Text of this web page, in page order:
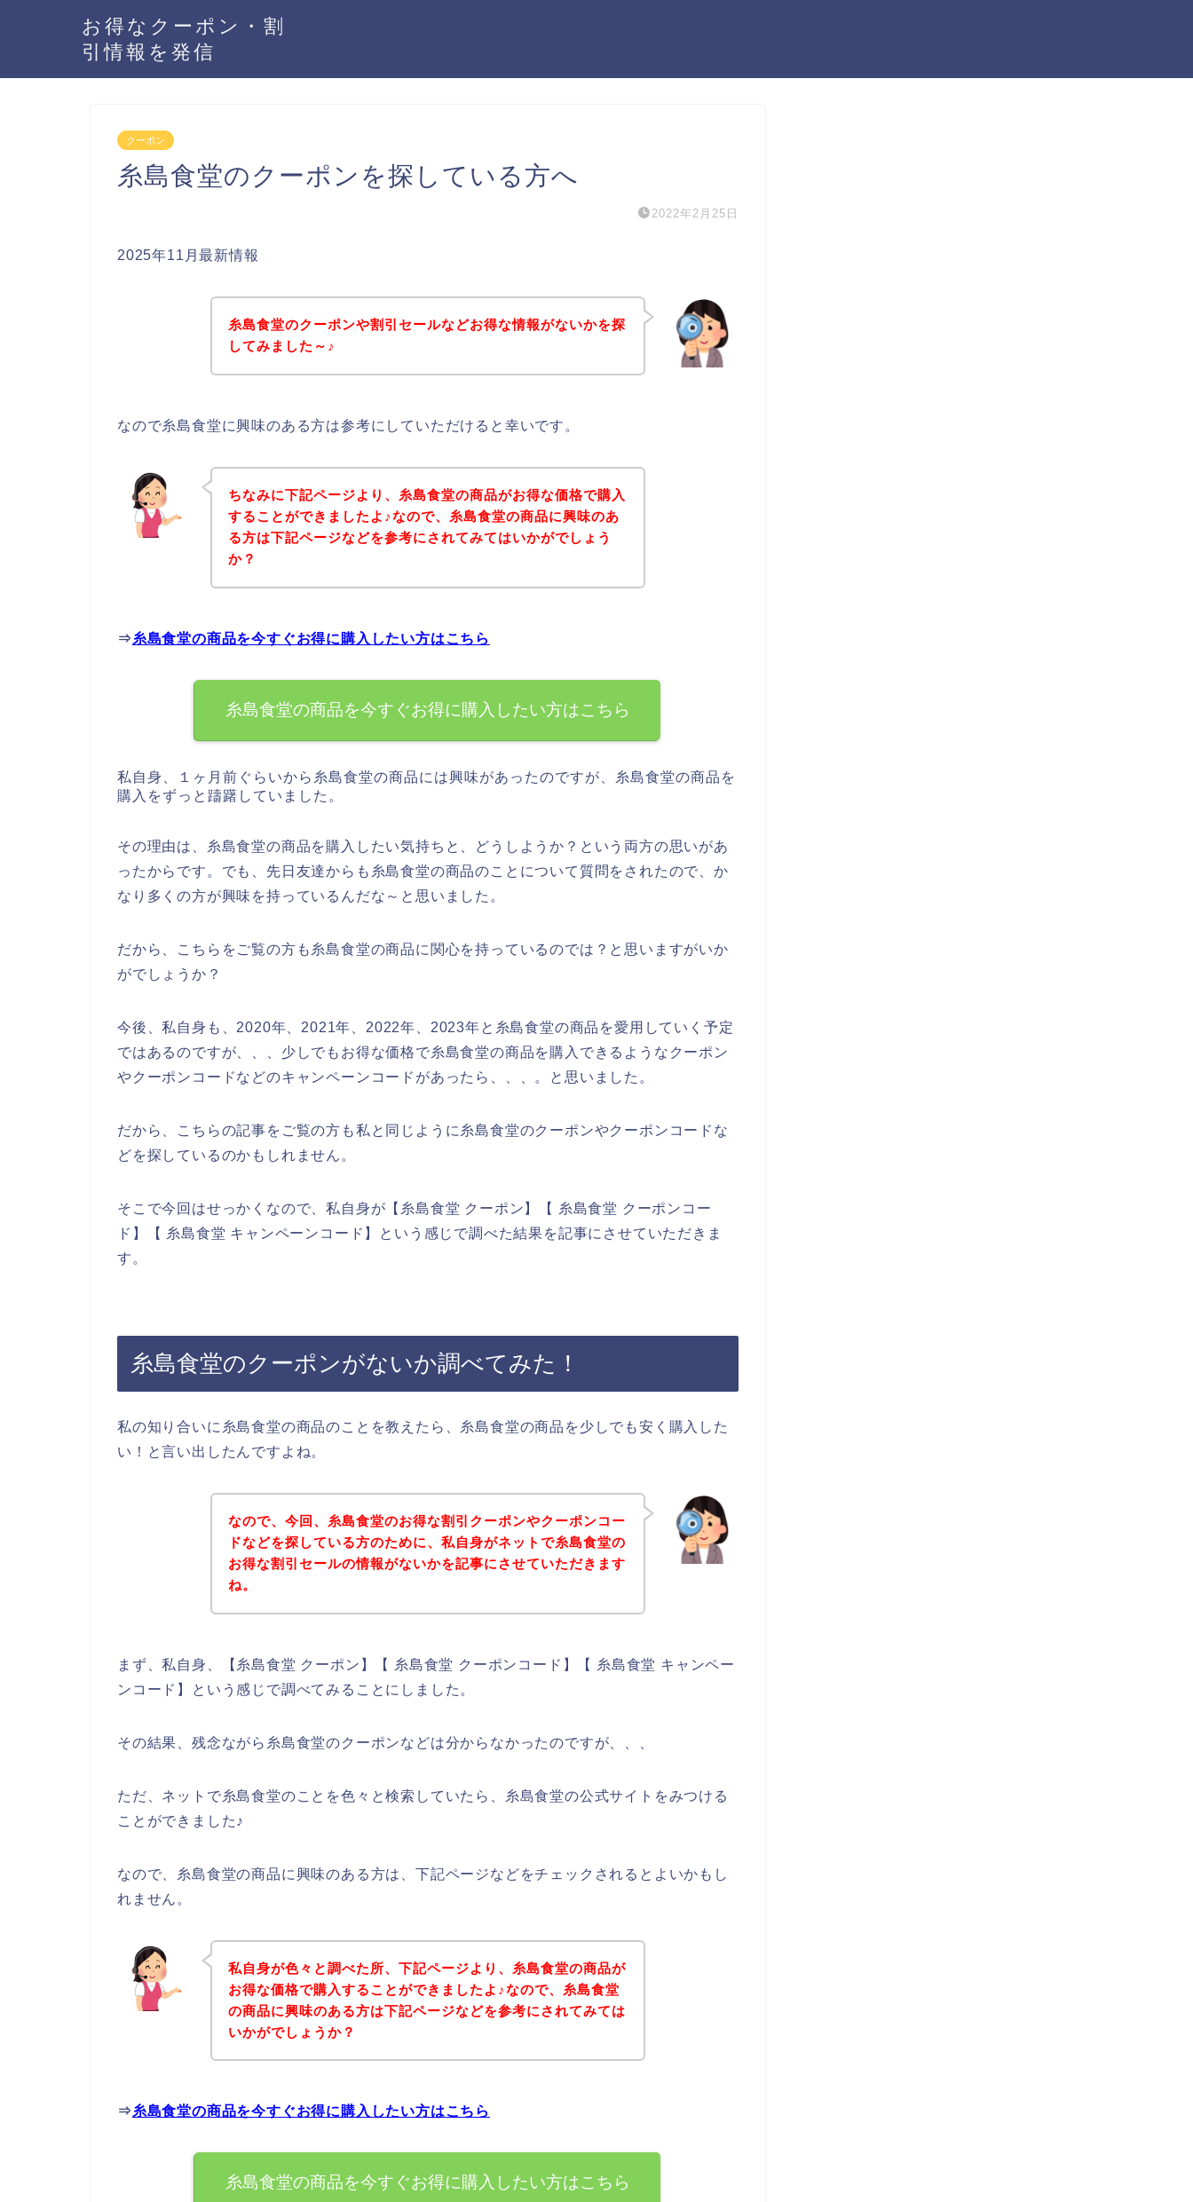
お得なクーポン・割
引情報を発信
クーポン
糸島食堂のクーポンを探している方へ
2022年2月25日
2025年11月最新情報
糸島食堂のクーポンや割引セールなどお得な情報がないかを探
してみました～♪
なので糸島食堂に興味のある方は参考にしていただけると幸いです。
ちなみに下記ページより、糸島食堂の商品がお得な価格で購入
することができましたよ♪なので、糸島食堂の商品に興味のあ
る方は下記ページなどを参考にされてみてはいかがでしょう
か？
⇒ 糸島食堂の商品を今すぐお得に購入したい方はこちら
糸島食堂の商品を今すぐお得に購入したい方はこちら
私自身、１ヶ月前ぐらいから糸島食堂の商品には興味があったのですが、糸島食堂の商品を
購入をずっと躊躇していました。
その理由は、糸島食堂の商品を購入したい気持ちと、どうしようか？という両方の思いがあ
ったからです。でも、先日友達からも糸島食堂の商品のことについて質問をされたので、か
なり多くの方が興味を持っているんだな～と思いました。
だから、こちらをご覧の方も糸島食堂の商品に関心を持っているのでは？と思いますがいか
がでしょうか？
今後、私自身も、2020年、2021年、2022年、2023年と糸島食堂の商品を愛用していく予定
ではあるのですが、、、少しでもお得な価格で糸島食堂の商品を購入できるようなクーポン
やクーポンコードなどのキャンペーンコードがあったら、、、。と思いました。
だから、こちらの記事をご覧の方も私と同じように糸島食堂のクーポンやクーポンコードな
どを探しているのかもしれません。
そこで今回はせっかくなので、私自身が【糸島食堂 クーポン】【 糸島食堂 クーポンコー
ド】【 糸島食堂 キャンペーンコード】という感じで調べた結果を記事にさせていただきま
す。
糸島食堂のクーポンがないか調べてみた！
私の知り合いに糸島食堂の商品のことを教えたら、糸島食堂の商品を少しでも安く購入した
い！と言い出したんですよね。
なので、今回、糸島食堂のお得な割引クーポンやクーポンコー
ドなどを探している方のために、私自身がネットで糸島食堂の
お得な割引セールの情報がないかを記事にさせていただきます
ね。
まず、私自身、【糸島食堂 クーポン】【 糸島食堂 クーポンコード】【 糸島食堂 キャンペー
ンコード】という感じで調べてみることにしました。
その結果、残念ながら糸島食堂のクーポンなどは分からなかったのですが、、、
ただ、ネットで糸島食堂のことを色々と検索していたら、糸島食堂の公式サイトをみつける
ことができました♪
なので、糸島食堂の商品に興味のある方は、下記ページなどをチェックされるとよいかもし
れません。
私自身が色々と調べた所、下記ページより、糸島食堂の商品が
お得な価格で購入することができましたよ♪なので、糸島食堂
の商品に興味のある方は下記ページなどを参考にされてみては
いかがでしょうか？
⇒ 糸島食堂の商品を今すぐお得に購入したい方はこちら
糸島食堂の商品を今すぐお得に購入したい方はこちら